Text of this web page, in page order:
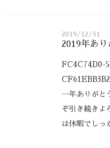
2019/12/31
2019年あ
FC4C74D0-
一年ありがと
ぞ引き続きよ
は休暇でしっ